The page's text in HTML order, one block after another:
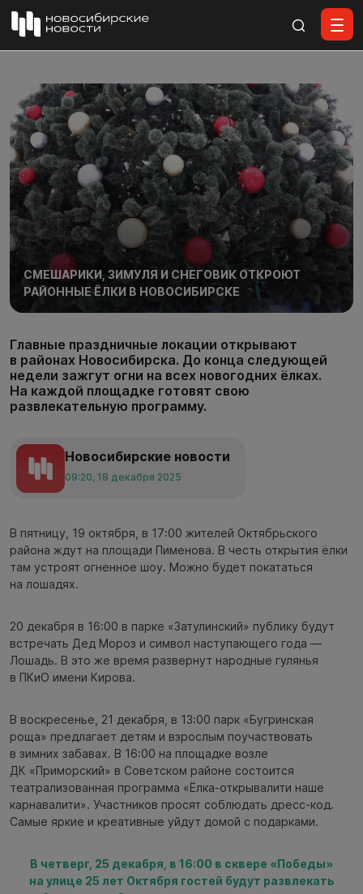
СМЕШАРИКИ, ЗИМУЛЯ И СНЕГОВИК ОТКРОЮТ
РАЙОННЫЕ ЁЛКИ В НОВОСИБИРСКЕ
Главные праздничные локации открывают
в районах Новосибирска. До конца следующей
недели зажгут огни на всех новогодних ёлках.
На каждой площадке готовят свою
развлекательную программу.
Новосибирские новости
09:20, 18 декабря 2025
В пятницу, 19 октября, в 17:00 жителей Октябрьского
района ждут на площади Пименова. В честь открытия ёлки
там устроят огненное шоу. Можно будет покататься
на лошадях.
20 декабря в 16:00 в парке «Затулинский» публику будут
встречать Дед Мороз и символ наступающего года —
Лошадь. В это же время развернут народные гулянья
в ПКиО имени Кирова.
В воскресенье, 21 декабря, в 13:00 парк «Бугринская
роща» предлагает детям и взрослым поучаствовать
в зимних забавах. В 16:00 на площадке возле
ДК «Приморский» в Советском районе состоится
театрализованная программа «Ёлка-открывалити наше
карнавалити». Участников просят соблюдать дресс-код.
Самые яркие и креативные уйдут домой с подарками.
В четверг, 25 декабря, в 16:00 в сквере «Победы»
на улице 25 лет Октября гостей будут развлекать